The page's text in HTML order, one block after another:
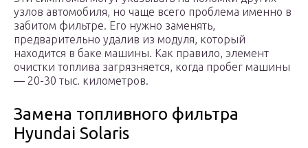
узлов автомобиля, но чаще всего проблема именно в
забитом фильтре. Его нужно заменять,
предварительно удалив из модуля, который
находится в баке машины. Как правило, элемент
очистки топлива загрязняется, когда пробег машины
— 20-30 тыс. километров.
Замена топливного фильтра
Hyundai Solaris